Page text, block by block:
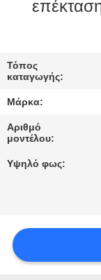
ΈΛΕΓΧΟΣ
ΕΛΆΤΕ
ΣΕ
ΕΠΑΦΉ
ΜΕ
Τόπος
καταγωγής:
Μάρκα:
Αριθμό
μοντέλου:
Υψηλό φως: